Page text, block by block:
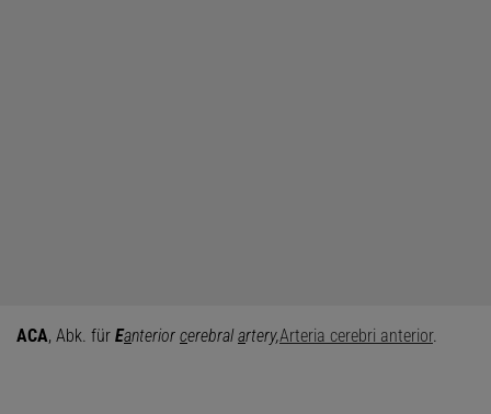
ACA, Abk. für Eanterior cerebralartery,Arteria cerebri anterior.